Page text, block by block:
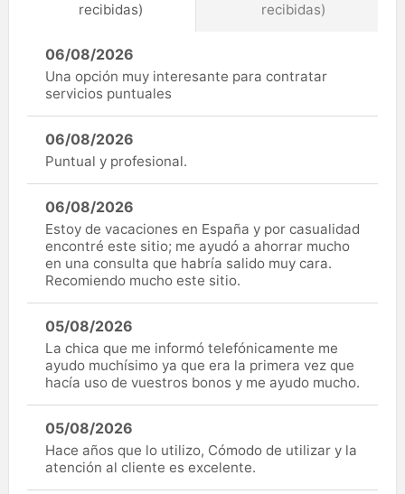
recibidas)
recibidas)
06/08/2026
Una opción muy interesante para contratar
servicios puntuales
06/08/2026
Puntual y profesional.
06/08/2026
Estoy de vacaciones en España y por casualidad
encontré este sitio; me ayudó a ahorrar mucho
en una consulta que habría salido muy cara.
Recomiendo mucho este sitio.
05/08/2026
La chica que me informó telefónicamente me
ayudo muchísimo ya que era la primera vez que
hacía uso de vuestros bonos y me ayudo mucho.
05/08/2026
Hace años que lo utilizo, Cómodo de utilizar y la
atención al cliente es excelente.